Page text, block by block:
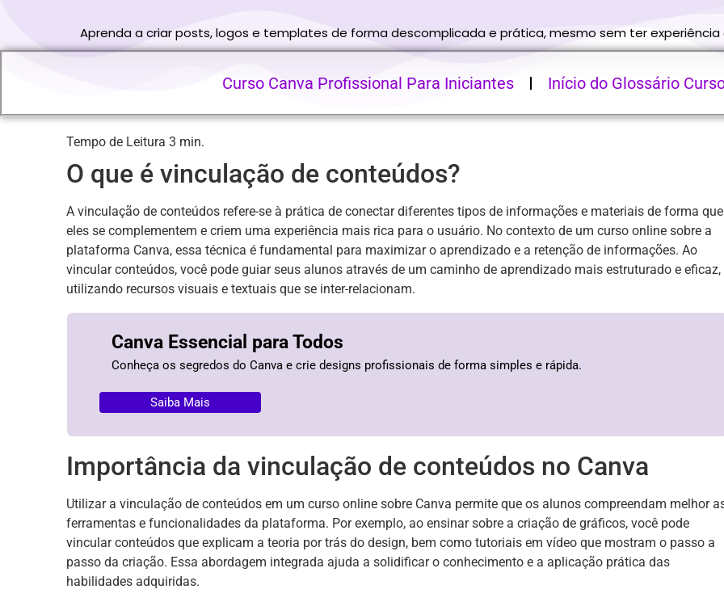
Aprenda a criar posts, logos e templates de forma descomplicada e prática, mesmo sem ter experiência
Curso Canva Profissional Para Iniciantes Início do Glossário
O que é vinculação de conteúdos?
A vinculação de conteúdos refere-se à prática de conectar diferentes tipos de informações e materiais de forma que
eles se complementem e criem uma experiência mais rica para o usuário. No contexto de um curso online sobre a
plataforma Canva, essa técnica é fundamental para maximizar o aprendizado e a retenção de informações. Ao
vincular conteúdos, você pode guiar seus alunos através de um caminho de aprendizado mais estruturado e eficaz,
utilizando recursos visuais e textuais que se inter-relacionam.
Canva Essencial para Todos
Conheça os segredos do Canva e crie designs profissionais de forma simples e rápida.
Saiba Mais
Importância da vinculação de conteúdos no Canva
Utilizar a vinculação de conteúdos em um curso online sobre Canva permite que os alunos compreendam melhor
ferramentas e funcionalidades da plataforma. Por exemplo, ao ensinar sobre a criação de gráficos, você pode
vincular conteúdos que explicam a teoria por trás do design, bem como tutoriais em vídeo que mostram o passo a
passo da criação. Essa abordagem integrada ajuda a solidificar o conhecimento e a aplicação prática das
habilidades adquiridas.